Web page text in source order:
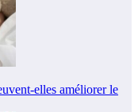
elles améliorer le